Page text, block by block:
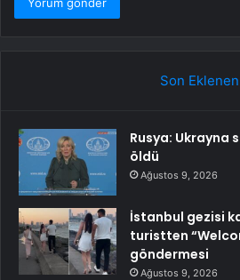
Son Eklenen
Rusya: Ukrayna
öldü
Ağustos 9, 2026
İstanbul gezisi
turistten
göndermesi
Ağustos 9, 2026